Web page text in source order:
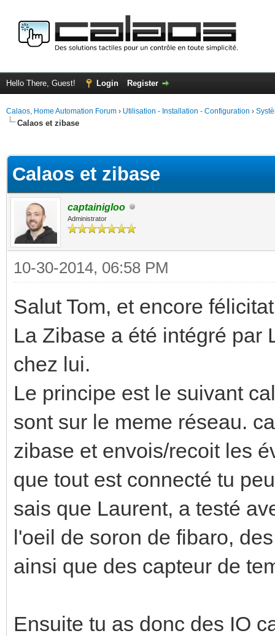
Hello There, Guest! Login Register
Calaos, Home Automation Forum › Utilisation - Installation - Configuration ›
Calaos et zibase
Calaos et zibase
captainigloo
Administrator
10-30-2014, 06:58 PM
Salut Tom, et encore
La Zibase a été intégré par
chez lui.
Le principe est le suivant
sont sur le meme réseau.
zibase et envois/recoit les
que tout est connecté tu
sais que Laurent, a testé
l'oeil de soron de fibaro,
ainsi que des capteur de
Ensuite tu as donc des IO